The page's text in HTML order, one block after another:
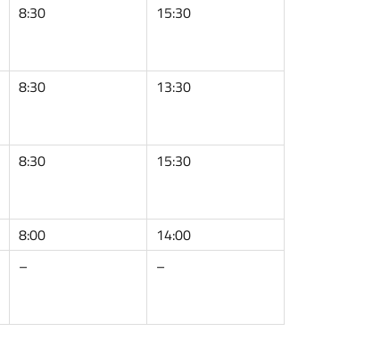
8:30 15:30
8:30 13:30
8:30 15:30
8:00
14:00
– –